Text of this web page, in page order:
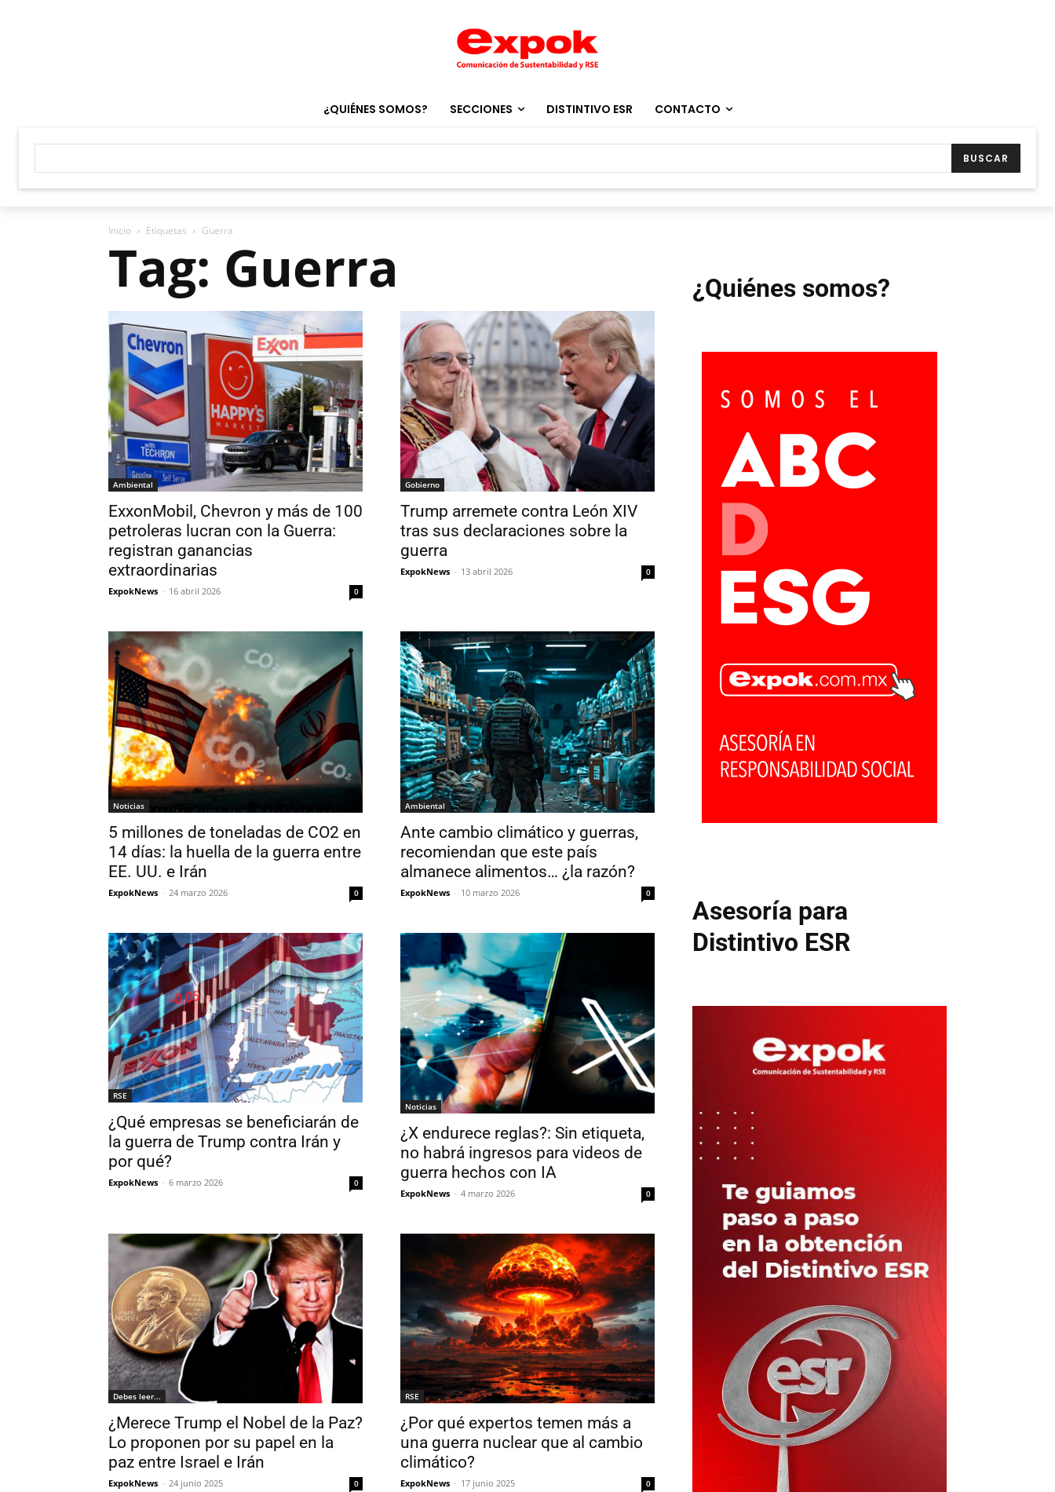
¿QUIÉNES SOMOS? SECCIONES DISTINTIVO ESR CONTACTO
BUSCAR
Inicio Etiquetas Guerra
Tag: Guerra
Ambiental
ExxonMobil, Chevron y más de 100
petroleras lucran con la Guerra:
registran ganancias
extraordinarias
ExpokNews - 16 abril 2026 0
Gobierno
Trump arremete contra León XIV
tras sus declaraciones sobre la
guerra
ExpokNews - 13 abril 2026 0
Noticias
5 millones de toneladas de CO2 en
14 días: la huella de la guerra entre
EE. UU. e Irán
ExpokNews - 24 marzo 2026 0
Ambiental
Ante cambio climático y guerras,
recomiendan que este país
almanece alimentos… ¿la razón?
ExpokNews - 10 marzo 2026 0
RSE
¿Qué empresas se beneficiarán de
la guerra de Trump contra Irán y
por qué?
ExpokNews - 6 marzo 2026 0
Noticias
¿X endurece reglas?: Sin etiqueta,
no habrá ingresos para videos de
guerra hechos con IA
ExpokNews - 4 marzo 2026 0
Debes leer...
¿Merece Trump el Nobel de la Paz?
Lo proponen por su papel en la
paz entre Israel e Irán
ExpokNews - 24 junio 2025 0
RSE
¿Por qué expertos temen más a
una guerra nuclear que al cambio
climático?
ExpokNews - 17 junio 2025 0
¿Quiénes somos?
Asesoría para
Distintivo ESR